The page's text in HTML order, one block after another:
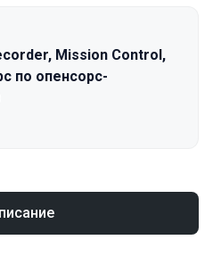
Mission Control,
по опенсорс-